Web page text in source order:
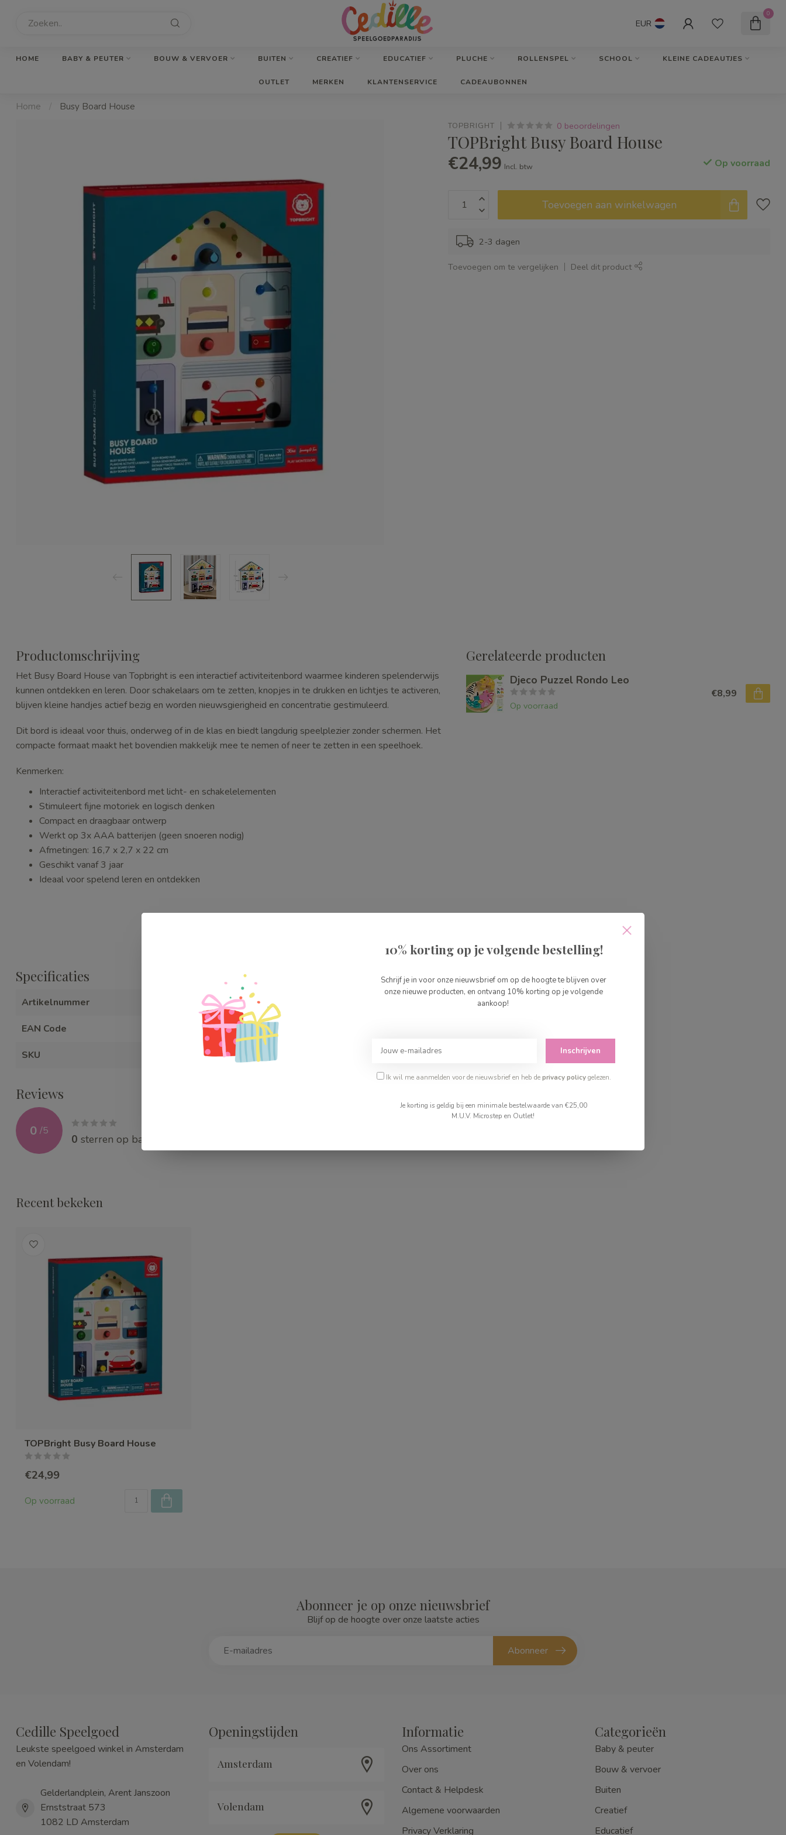
EUR
0
HOME BABY & PEUTER BOUW & VERVOER BUITEN CREATIEF EDUCATIEF PLUCHE ROLLENSPEL SCHOOL KLEINE CADEAUTJES
OUTLET MERKEN KLANTENSERVICE CADEAUBONNEN
Home / Busy Board House
TOPBRIGHT 0 beoordelingen
TOPBright Busy Board House
€24,99 Incl. btw Op voorraad
Toevoegen aan winkelwagen
2-3 dagen
Toevoegen om te vergelijken Deel dit product
Productomschrijving
Het Busy Board House vanTopbright is een interactief activiteitenbord waarmee kinderen spelenderwijs
kunnen ontdekken en leren. Door schakelaars om te zetten, knopjes in te drukken en lichtjes te activeren,
blijven kleine handjes actief bezig en worden nieuwsgierigheid en concentratie gestimuleerd.
Dit bord is ideaal voor thuis, onderweg of in de klas en biedt langdurig speelplezier zonder schermen. Het
compacte formaat maakt het bovendien makkelijk mee te nemen of neer te zetten in een speelhoek.
Kenmerken:
Interactief activiteitenbord met licht- en schakelelementen
Stimuleert fijne motoriek en logisch denken
Compact en draagbaar ontwerp
Werkt op 3x AAA batterijen (geen snoeren nodig)
Afmetingen: 16,7 x 2,7 x 22 cm
Geschikt vanaf 3 jaar
Ideaal voor spelend leren en ontdekken
Specificaties
Artikelnummer WEBTBR121216
EAN Code 4260771791705
SKU WEBTBR121216
Reviews
0 /5
0 sterren op basis van
Gerelateerde producten
Djeco Puzzel Rondo Leo
Op voorraad
€8,99
Recent bekeken
TOPBright Busy Board House
€24,99
Op voorraad
Abonneer je op onze nieuwsbrief
Blijf op de hoogte over onze laatste acties
Abonneer
Cedille Speelgoed
Leukste speelgoed winkel in Amsterdam
en Volendam!
Gelderlandplein, Arent Janszoon
Ernststraat 573
1082 LD Amsterdam
Openingstijden
Amsterdam
Volendam
Informatie
Ons Assortiment
Over ons
Contact & Helpdesk
Algemene voorwaarden
Privacy Verklaring
Categorieën
Baby & peuter
Bouw & vervoer
Buiten
Creatief
Educatief
10% korting op je volgende bestelling!
Schrijf je in voor onze nieuwsbrief om op de hoogte te blijven over
onze nieuwe producten, en ontvang 10% korting op je volgende
aankoop!
Inschrijven
Ik wil me aanmelden voor de nieuwsbrief en heb deprivacy policygelezen.
Je korting is geldig bij een minimale bestelwaarde van €25,00
M.U.V. Microstep en Outlet!